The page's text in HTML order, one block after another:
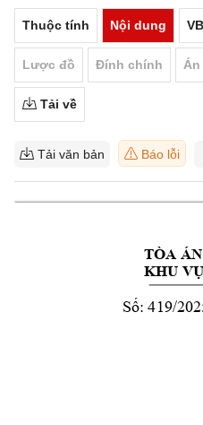
Thuộc tính Nội dung
Lược đồ Đính chính Án
Tải về
Tải văn bản Báo lỗi
TÒA
KHU
Số: 419/